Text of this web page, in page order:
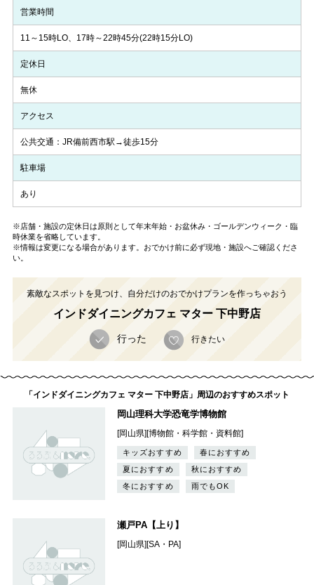
営業時間
11～15時LO、17時～22時45分(22時15分LO)
定休日
無休
アクセス
公共交通：JR備前西市駅→徒歩15分
駐車場
あり
※店舗・施設の定休日は原則として年末年始・お盆休み・ゴールデンウィーク・臨
時休業を省略しています。
※情報は変更になる場合があります。おでかけ前に必ず現地・施設へご確認くださ
い。
素敵なスポットを見つけ、自分だけのおでかけプランを作っちゃおう
インドダイニングカフェ マター 下中野店
行った 行きたい
「インドダイニングカフェ マター 下中野店」周辺のおすすめスポット
岡山理科大学恐竜学博物館
[岡山県][博物館・科学館・資料館]
キッズおすすめ
春におすすめ
夏におすすめ
秋におすすめ
冬におすすめ
雨でもOK
瀬戸PA【上り】
[岡山県][SA・PA]